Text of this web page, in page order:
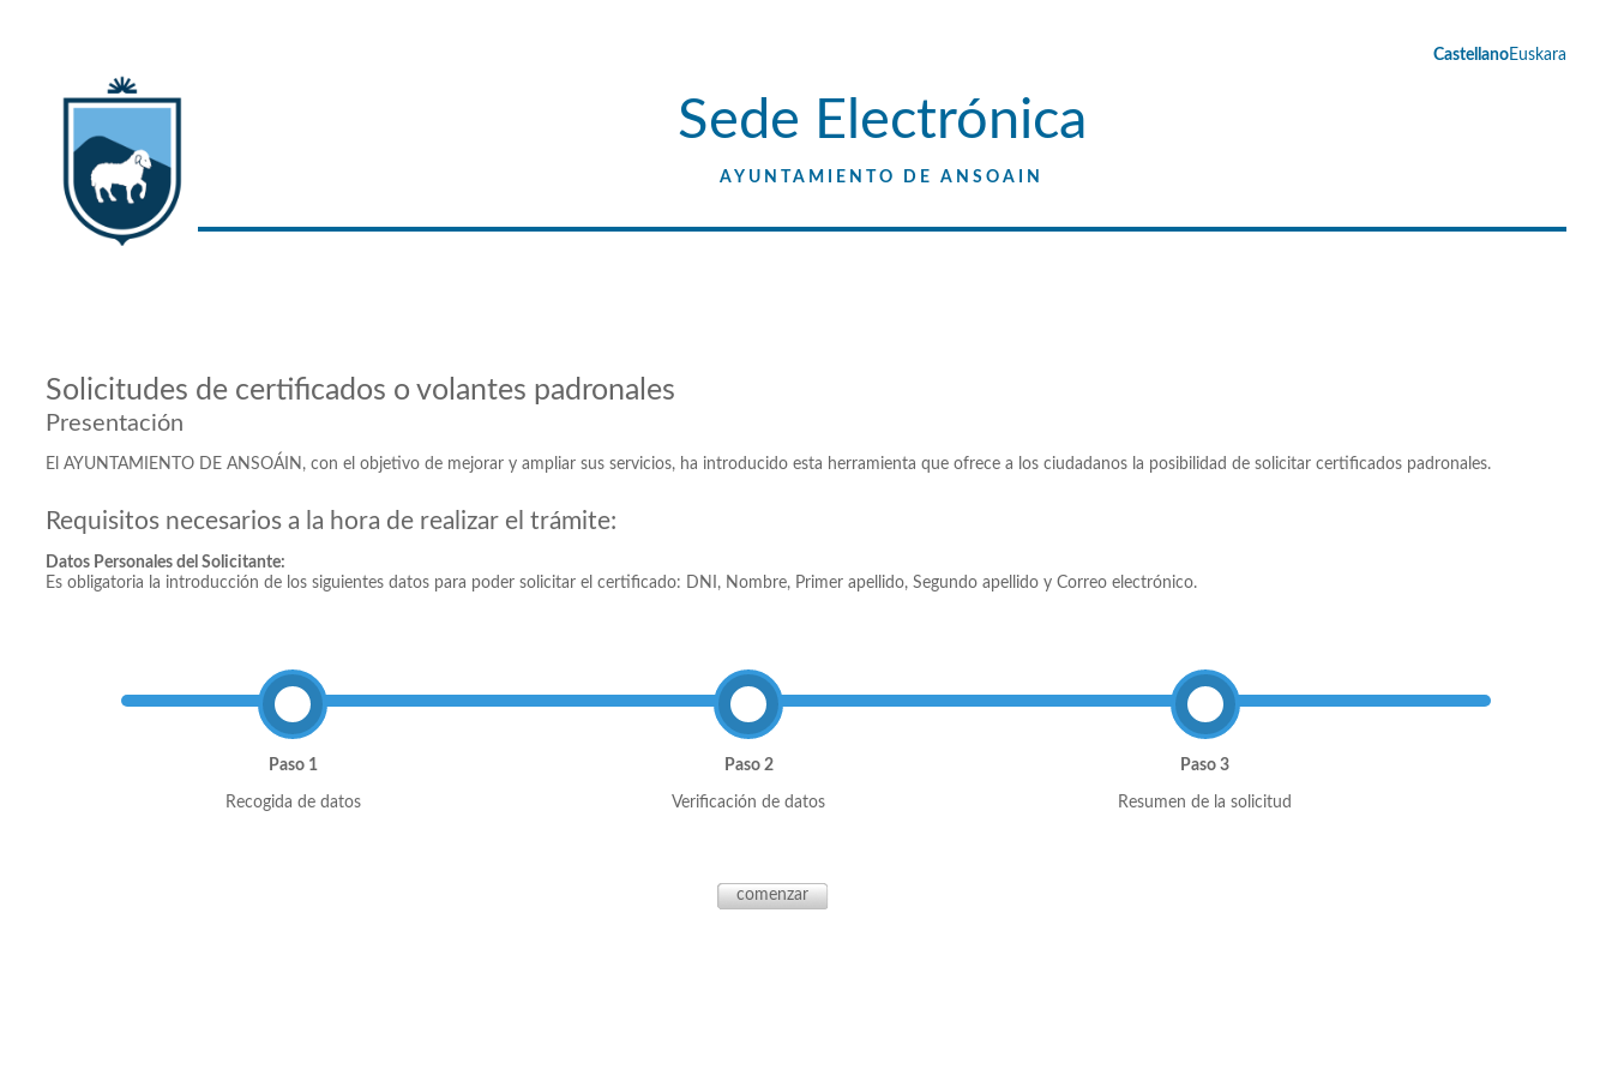
CastellanoEuskara
Sede Electrónica
AYUNTAMIENTO DE ANSOÁIN
Solicitudes de certificados o volantes padronales
Presentación
El AYUNTAMIENTO DE ANSOÁIN, con el objetivo de mejorar y ampliar sus servicios, ha introducido esta herramienta que ofrece a los ciudadanos la posibilidad de solicitar certificados padronales.
Requisitos necesarios a la hora de realizar el trámite:
Datos Personales del Solicitante:
Es obligatoria la introducción de los siguientes datos para poder solicitar el certificado: DNI, Nombre, Primer apellido, Segundo apellido y Correo electrónico.
Paso 1
Recogida de datos
Paso 2
Verificación de datos
Paso 3
Resumen de la solicitud